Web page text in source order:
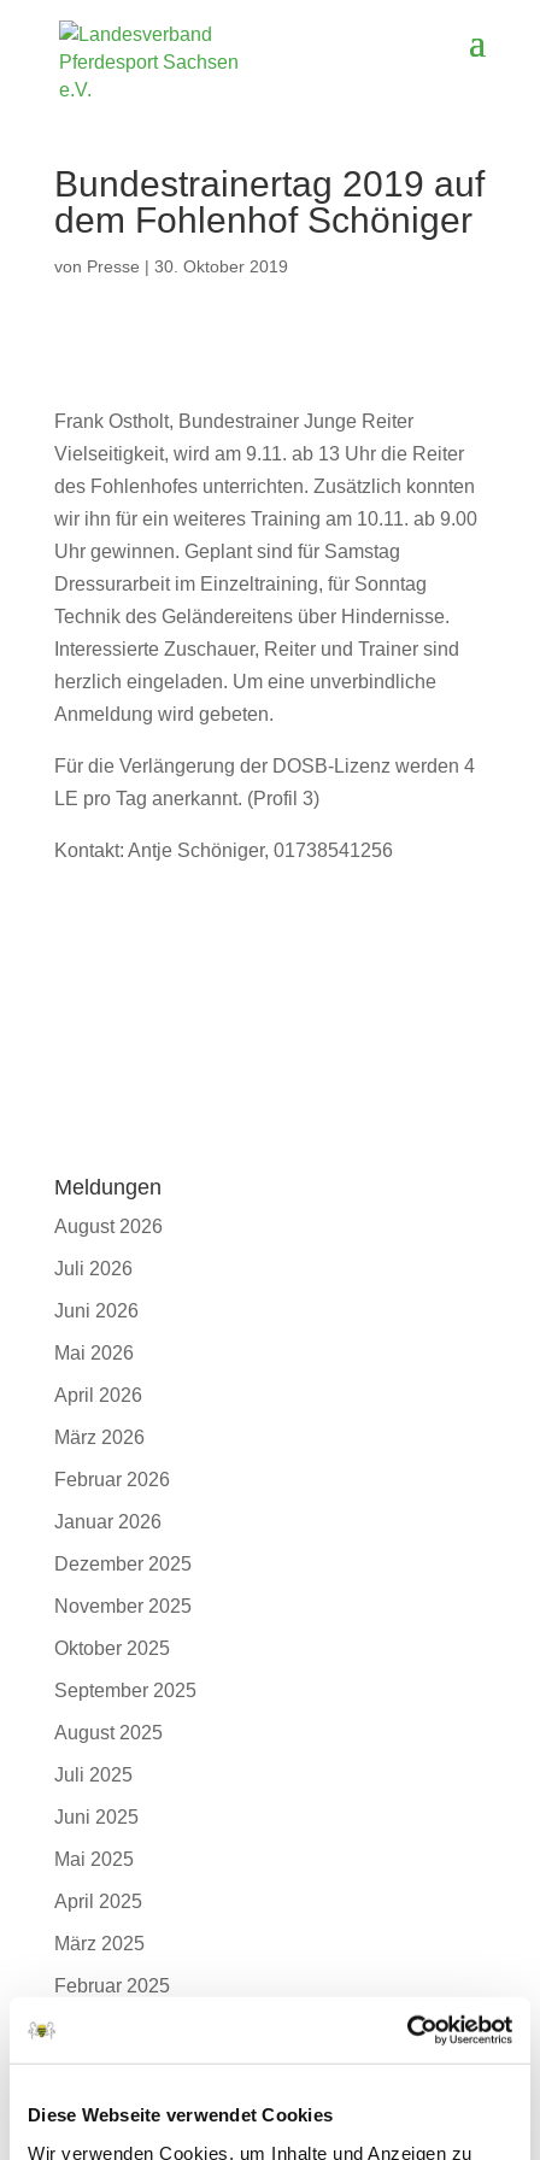
Diese Webseite verwendet Cookies
Wir verwenden Cookies, um Inhalte und Anzeigen zu
Bundestrainertag 2019 auf
dem Fohlenhof Schöniger
von Presse | 30. Oktober 2019
Frank Ostholt, Bundestrainer Junge Reiter
Vielseitigkeit, wird am 9.11. ab 13 Uhr die Reiter
des Fohlenhofes unterrichten. Zusätzlich konnten
wir ihn für ein weiteres Training am 10.11. ab 9.00
Uhr gewinnen. Geplant sind für Samstag
Dressurarbeit im Einzeltraining, für Sonntag
Technik des Geländereitens über Hindernisse.
Interessierte Zuschauer, Reiter und Trainer sind
herzlich eingeladen. Um eine unverbindliche
Anmeldung wird gebeten.
Für die Verlängerung der DOSB-Lizenz werden 4
LE pro Tag anerkannt. (Profil 3)
Kontakt: Antje Schöniger, 01738541256
Meldungen
August 2026
Juli 2026
Juni 2026
Mai 2026
April 2026
März 2026
Februar 2026
Januar 2026
Dezember 2025
November 2025
Oktober 2025
September 2025
August 2025
Juli 2025
Juni 2025
Mai 2025
April 2025
März 2025
Februar 2025
Januar 2025
Dezember 2024
November 2024
Oktober 2024